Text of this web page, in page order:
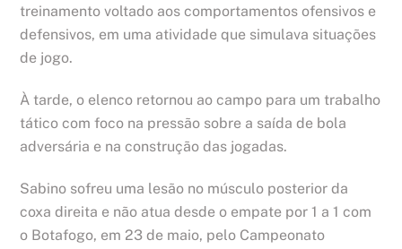
treinamento voltado aos comportamentos ofensivos e
defensivos, em uma atividade que simulava situações
de jogo.
À tarde, o elenco retornou ao campo para um trabalho
tático com foco na pressão sobre a saída de bola
adversária e na construção das jogadas.
Sabino sofreu uma lesão no músculo posterior da
coxa direita e não atua desde o empate por 1 a 1 com
o Botafogo, em 23 de maio, pelo Campeonato